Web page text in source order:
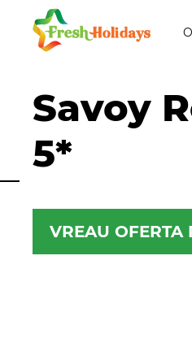
Savoy
5*
VREAU OFERTA